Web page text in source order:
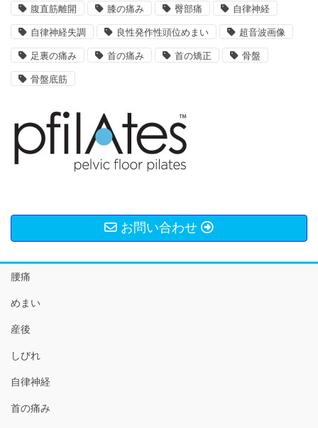
腹直筋離開 膝の痛み 臀部痛 自律神経
自律神経失調 良性発作性頭位めまい 超音波画像
足裏の痛み 首の痛み 首の矯正 骨盤
骨盤底筋
お問い合わせ
腰痛
めまい
産後
しびれ
自律神経
首の痛み